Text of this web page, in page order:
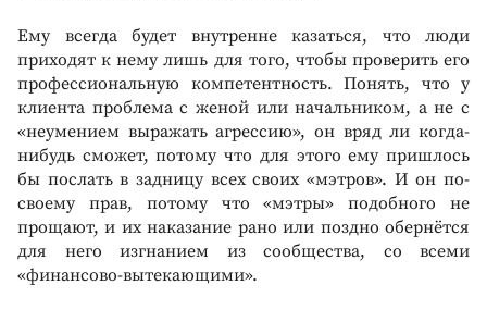
Ему всегда будет внутренне казаться, что люди
приходят к нему лишь для того, чтобы проверить его
профессиональную компетентность. Понять, что у
клиента проблема с женой или начальником, а не с
«неумением выражать агрессию», он вряд ли когда-
нибудь сможет, потому что для этого ему пришлось
бы послать в задницу всех своих «мэтров». И он по-
своему прав, потому что «мэтры» подобного не
прощают, и их наказание рано или поздно обернётся
для него изгнанием из сообщества, со всеми
«финансово-вытекающими».